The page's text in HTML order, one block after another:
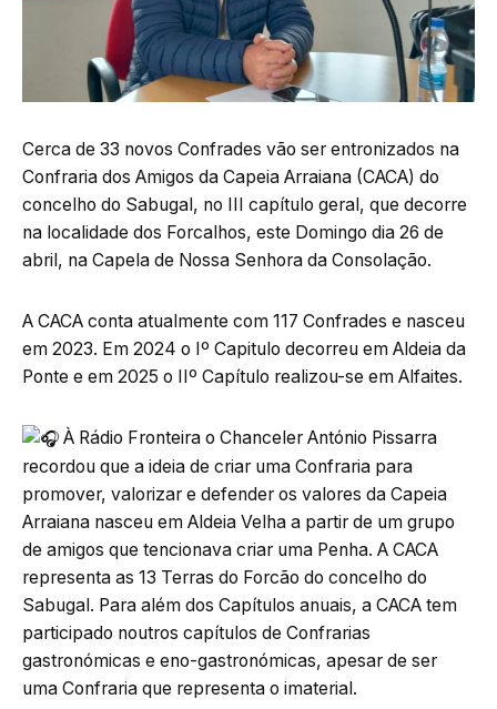
Cerca de 33 novos Confrades vão ser entronizados na
Confraria dos Amigos da Capeia Arraiana (CACA) do
concelho do Sabugal, no III capítulo geral, que decorre
na localidade dos Forcalhos, este Domingo dia 26 de
abril, na Capela de Nossa Senhora da Consolação.
A CACA conta atualmente com 117 Confrades e nasceu
em 2023. Em 2024 o Iº Capitulo decorreu em Aldeia da
Ponte e em 2025 o IIº Capítulo realizou-se em Alfaites.
À Rádio Fronteira o Chanceler António Pissarra
recordou que a ideia de criar uma Confraria para
promover, valorizar e defender os valores da Capeia
Arraiana nasceu em Aldeia Velha a partir de um grupo
de amigos que tencionava criar uma Penha. A CACA
representa as 13 Terras do Forcão do concelho do
Sabugal. Para além dos Capítulos anuais, a CACA tem
participado noutros capítulos de Confrarias
gastronómicas e eno-gastronómicas, apesar de ser
uma Confraria que representa o imaterial.